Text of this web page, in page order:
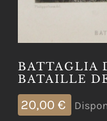
BATTAGLIA
BATAILLE
20,00 €